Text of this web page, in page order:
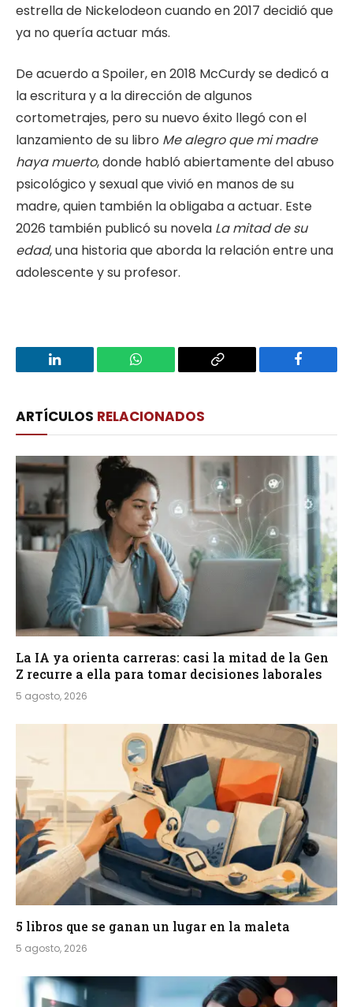
estrella de Nickelodeon cuando en 2017 decidió que
ya no quería actuar más.
De acuerdo a Spoiler, en 2018 McCurdy se dedicó a
la escritura y a la dirección de algunos
cortometrajes, pero su nuevo éxito llegó con el
lanzamiento de su libro Me alegro que mi madre
haya muerto, donde habló abiertamente del abuso
psicológico y sexual que vivió en manos de su
madre, quien también la obligaba a actuar. Este
2026 también publicó su novela La mitad de su
edad, una historia que aborda la relación entre una
adolescente y su profesor.
LinkedIn WhatsApp
Copy
Facebook
ARTÍCULOS RELACIONADOS
La IA ya orienta carreras: casi la mitad de la Gen
Z recurre a ella para tomar decisiones laborales
5 agosto, 2026
5 libros que se ganan un lugar en la maleta
5 agosto, 2026